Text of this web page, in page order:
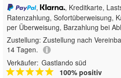
,
, Kreditkarte,
Ratenzahlung, Sofortüberweisung,
per Überweisung, Barzahlung bei
Zustellung: Zustellung nach
14 Tagen.
Verkäufer: Gastlando süd
100% positiv